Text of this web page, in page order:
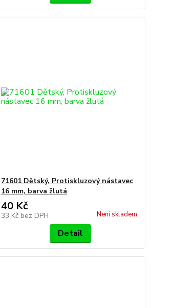
71601 Dětský, Protiskluzový nástavec
16 mm, barva žlutá
40 Kč
33 Kč bez DPH Není skladem
Detail